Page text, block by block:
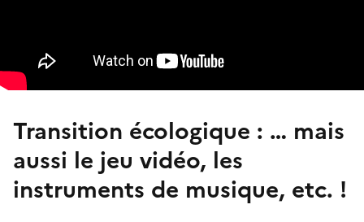
Transition écologique : … mais
aussi le jeu vidéo, les
instruments de musique, etc. !